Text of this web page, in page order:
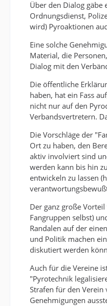
Über den Dialog gäbe
Ordnungsdienst,
wird) Pyroaktionen
Eine solche
Material, die
Dialog mit den
Die öffentliche
haben, hat ein Fass
nicht nur auf den
Verbandsvertretern.
Die Vorschläge der
Ort zu haben, den
aktiv involviert sind
werden kann bis hin
entwickeln zu lassen
Der ganz große
Fangruppen selbst)
Randalen auf der
und Politik machen
diskutiert werden
Auch für die Vereine
"Pyrotechnik
Strafen für den
Genehmigungen